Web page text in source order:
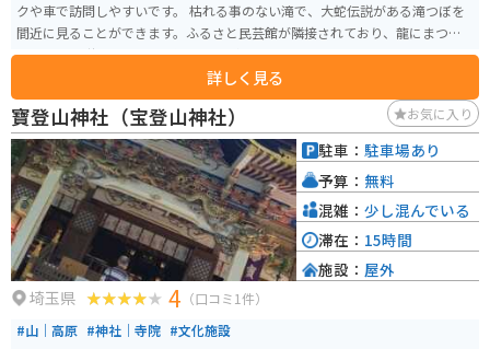
クや車で訪問しやすいです。 枯れる事のない滝で、大蛇伝説がある滝つぼを
間近に見ることができます。ふるさと民芸館が隣接されており、龍にまつわ
る伝承や伝説の龍について知ることができます。
詳しく見る
寶登山神社（宝登山神社） お気に入り
埼玉県 4 （口コミ1件）
#山｜高原 #神社｜寺院 #文化施設
駐車： 駐車場あり
予算： 無料
混雑： 少し混んでいる
滞在： 15時間
施設： 屋外